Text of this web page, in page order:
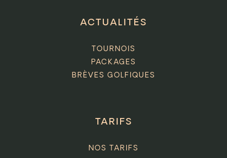
ACTUALITÉS
TOURNOIS
PACKAGES
BRÈVES GOLFIQUES
TARIFS
NOS TARIFS